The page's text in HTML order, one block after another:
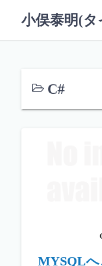
小俣泰明(
C#
MYSQLへ